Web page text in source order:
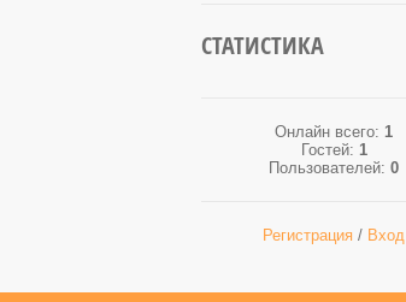
СТАТИСТИКА
Онлайн всего: 1
Гостей: 1
Пользователей: 0
Регистрация / Вход